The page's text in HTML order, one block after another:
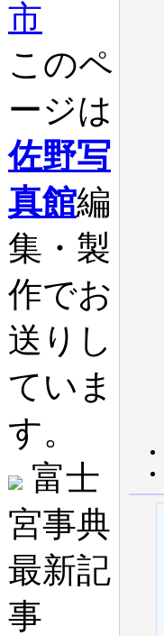
このペ
ージは
佐野写
真館編
集・製
作でお
送りし
ていま
す。
富士
宮事典
最新記
事